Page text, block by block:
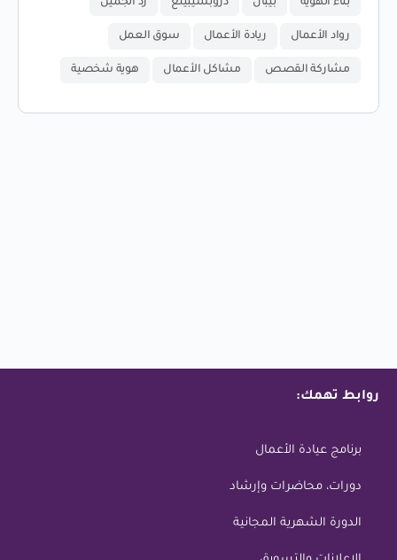
بناء الهوية بيبان دروبشيبينغ رد الجميل
رواد الأعمال ريادة الأعمال سوق العمل
مشاركة القصص مشاكل الأعمال هوية شخصية
روابط تهمك:
برنامج عيادة الأعمال
دورات، محاضرات وإرشاد
الدورة الشهرية المجانية